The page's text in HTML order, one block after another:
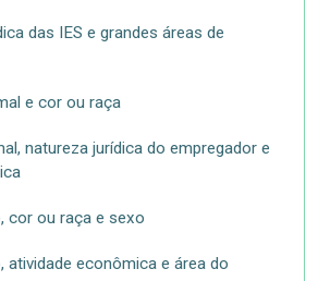
das IES e grandes áreas de
e cor ou raça
natureza jurídica do empregador e
cor ou raça e sexo
atividade econômica e área do